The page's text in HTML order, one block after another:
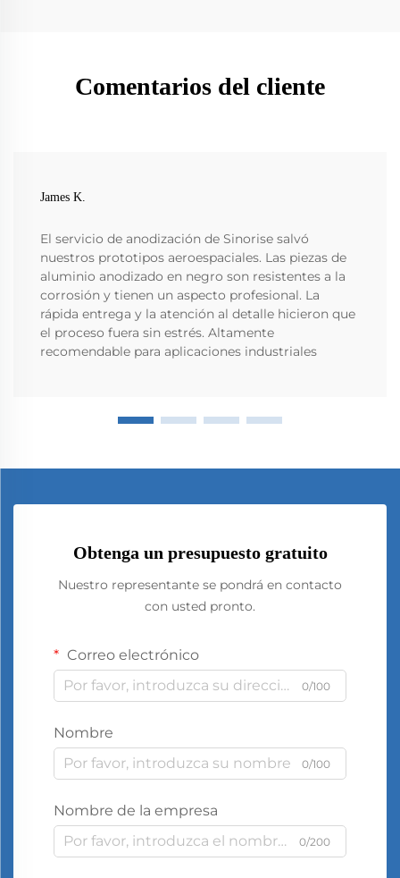
Comentarios del cliente
James K.
El servicio de anodización de Sinorise salvó
nuestros prototipos aeroespaciales. Las piezas de
aluminio anodizado en negro son resistentes a la
corrosión y tienen un aspecto profesional. La
rápida entrega y la atención al detalle hicieron que
el proceso fuera sin estrés. Altamente
recomendable para aplicaciones industriales
Obtenga un presupuesto gratuito
Nuestro representante se pondrá en contacto
con usted pronto.
Correo electrónico
0/100
Nombre
0/100
Nombre de la empresa
0/200